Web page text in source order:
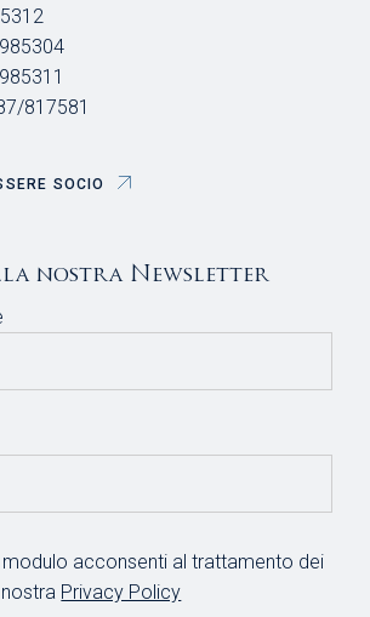
817581
SOCIO
nostra Newsletter
modulo acconsenti al trattamento dei
Privacy Policy